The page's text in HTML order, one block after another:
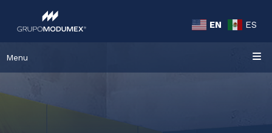
Menu
EN ES